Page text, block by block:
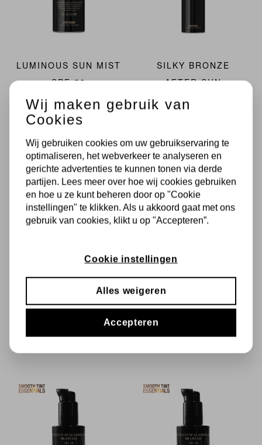
LUMINOUS SUN MIST
SPF 20
Transparant Sun Mist That
Protects, Hydrates and Boosts
Your Glow
€ 39,95
In Winkelmandje
Transparante sun mist met
filters met hybride werking
Zorgt voor langdurige
hydratatie en een zachte glow
SILKY BRONZE
AFTER SUN
Refreshing and Soothing After
€ 39,25
In Winkelmandje
Kalmerende & hydraterende
aftersun voor gezicht en lichaam
Versterkt de huidbarrière
Wij maken gebruik van
Cookies
Wij gebruiken cookies om uw gebruikservaring te
optimaliseren, het webverkeer te analyseren en
gerichte advertenties te kunnen tonen via derde
partijen. Lees meer over hoe wij cookies gebruiken
en hoe u ze kunt beheren door op "Cookie
instellingen" te klikken. Als u akkoord gaat met ons
gebruik van cookies, klikt u op "Accepteren”.
Cookie instellingen
Alles weigeren
Accepteren